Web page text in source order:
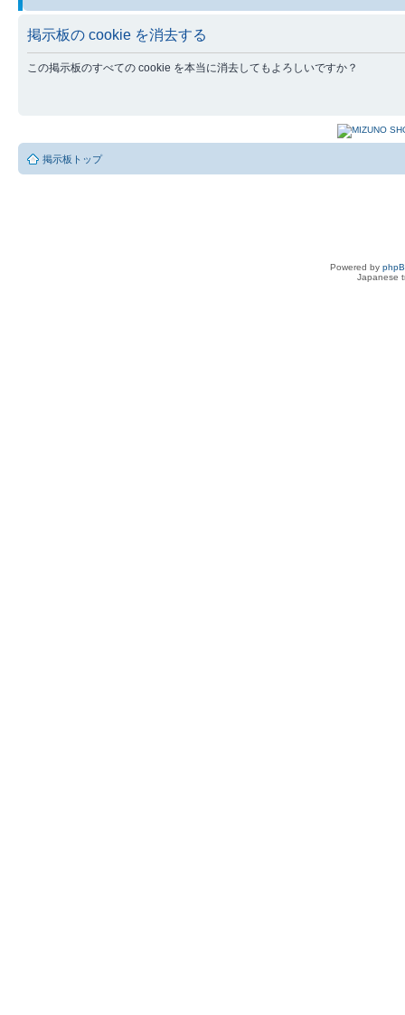
掲示板の cookie を消去する
この掲示板のすべての cookie を本当に消去してもよろしいですか？
掲示板トップ
Powered by
Japanese